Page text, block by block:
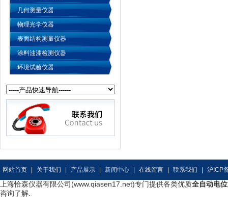
几何测量仪器
物理光学仪器
表面结构测量仪器
涂料油漆检测仪器
环境试验仪器
网站首页 关于我们 产品展示 新闻中心 在线留言 联系我们 沪ICP
上海恰森仪器有限公司(www.qiasen17.net)专门提供各类优质全自动电
咨询了解.